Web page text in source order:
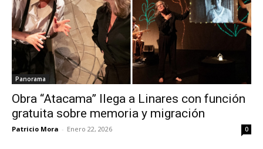
Panorama
Obra “Atacama” llega a Linares con función
gratuita sobre memoria y migración
Patricio Mora - Enero 22, 2026 0